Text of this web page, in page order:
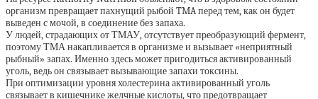
организм превращает пахнущий рыбой TMA перед тем, как он будет
выведен с мочой, в соединение без запаха.
У людей, страдающих от ТМАУ, отсутствует преобразующий фермент,
поэтому ТМА накапливается в организме и вызывает «неприятный
рыбный» запах. Именно здесь может пригодиться активированный
уголь, ведь он связывает вызывающие запахи токсины.
При оптимизации уровня холестерина активированный уголь
связывает в кишечнике желчные кислоты, что предотвращает